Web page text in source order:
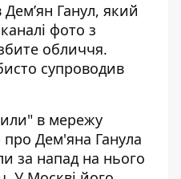
Ганул, який
фото з
обличчя.
супроводив
в мережу
Дем'яна Ганула
за напад на нього